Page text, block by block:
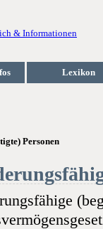
Lexikon
Personen